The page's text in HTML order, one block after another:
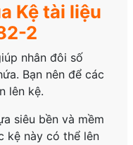
Kệ tài liệu
2
nhân đôi số
Bạn nên để các
lên kệ.
siêu bền và mềm
kệ này có thể lên